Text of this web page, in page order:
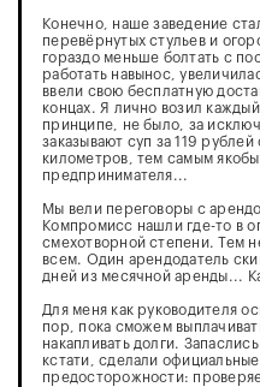
Конечно, наше заведение
перевёрнутых стульев и
гораздо меньше болтать с
работать навынос,
ввели свою бесплатную
концах. Я лично возил
принципе, не было, за
заказывают суп за 119
километров, тем самым
предпринимателя...
Мы вели переговоры с
Компромисс нашли где-то в
смехотворной степени. Тем
всем. Один арендодатель
дней из месячной аренды...
Для меня как руководителя
пор, пока сможем
накапливать долги.
кстати, сделали
предосторожности: